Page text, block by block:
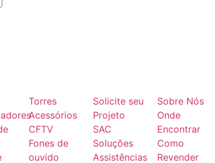
Torres
Acessórios
CFTV
Fones de
ouvido
Solicite seu
Projeto
SAC
Soluções
Assistências
Sobre Nós
Onde
Encontrar
Como
Revender